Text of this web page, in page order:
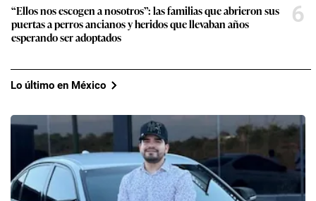
“Ellos nos escogen a nosotros”: las familias que abrieron sus
puertas a perros ancianos y heridos que llevaban años
esperando ser adoptados
6
Lo último en México